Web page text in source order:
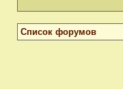
Список форумов